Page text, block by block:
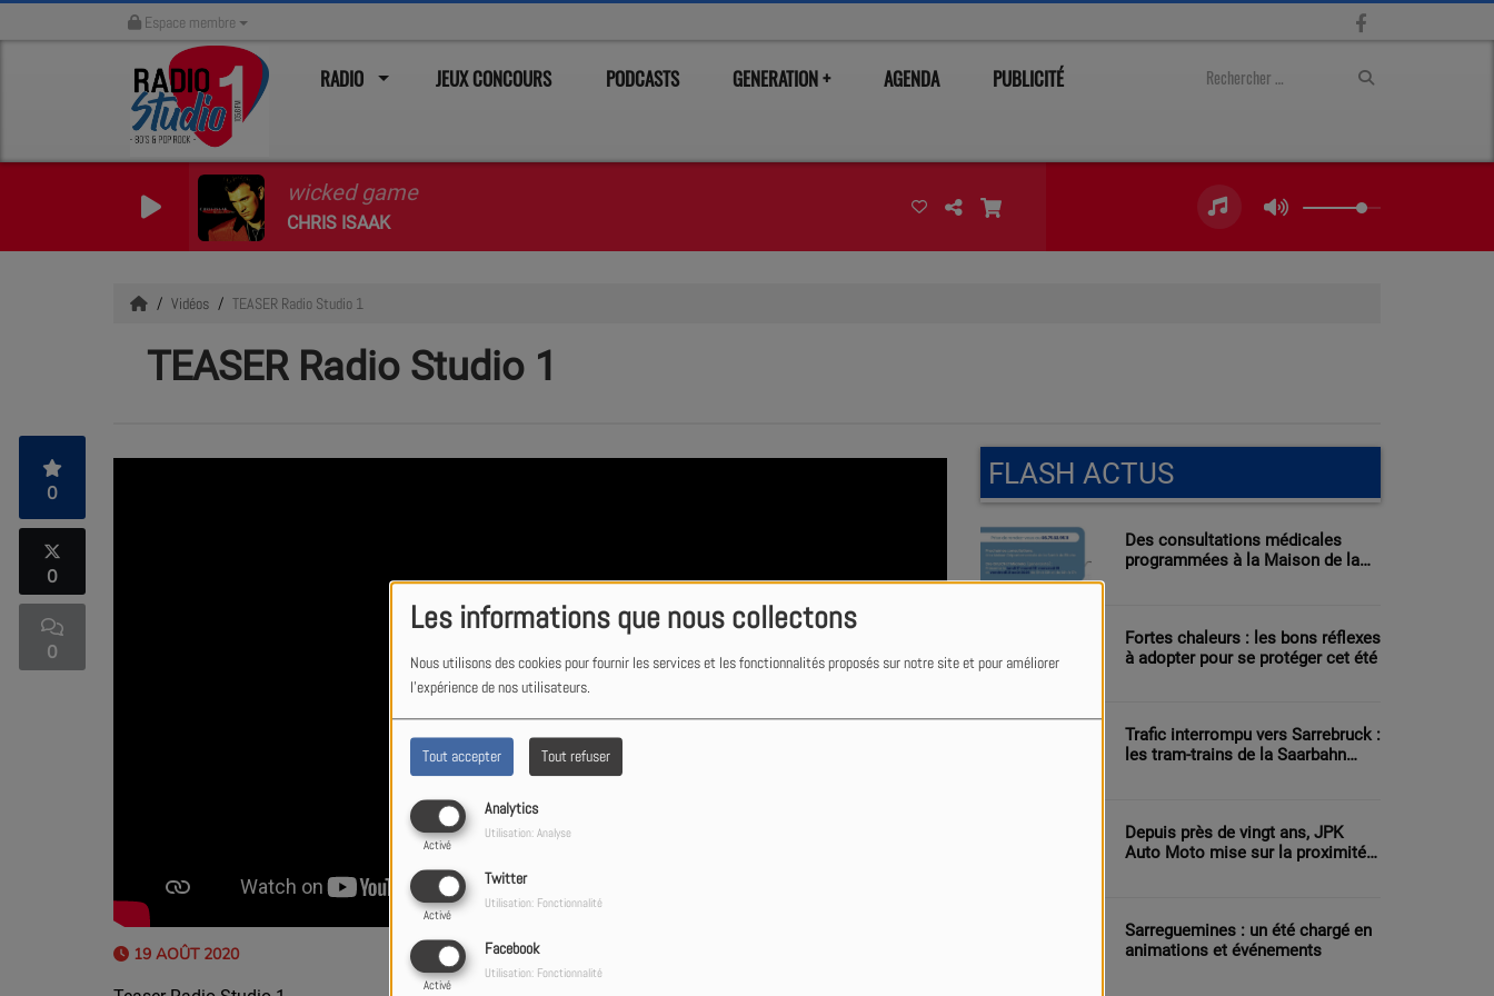
Les informations que nous collectons
Nous utilisons des cookies pour fournir les services et les fonctionnalités proposés sur notre site et pour améliorer
l'expérience de nos utilisateurs.
Tout accepter Tout refuser
Analytics
Activé
Utilisation: Analyse
Twitter
Activé
Utilisation: Fonctionnalité
Facebook
Activé
Utilisation: Fonctionnalité
Espace membre
RADIO JEUX CONCOURS PODCASTS GENERATION + AGENDA PUBLICITÉ
wicked game
CHRIS ISAAK
Vidéos TEASER Radio Studio 1
TEASER Radio Studio 1
0
0
0
19 AOÛT 2020
FLASH ACTUS
Des consultations médicales
programmées à la Maison de la
Fortes chaleurs : les bons réflexes
à adopter pour se protéger cet été
Trafic interrompu vers Sarrebruck :
les tram-trains de la Saarbahn
Depuis près de vingt ans, JPK
Auto Moto mise sur la proximité
Sarreguemines : un été chargé en
animations et événements